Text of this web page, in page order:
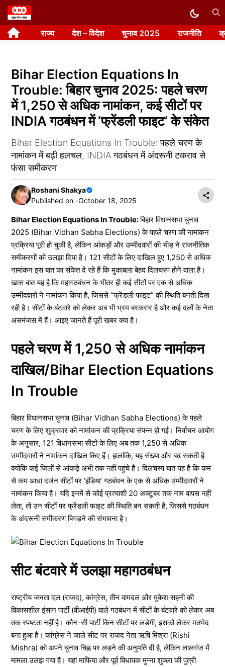
Skip
to
content राज्य देश – विदेश चुनाव 2025 राजनीति
Bihar Election Equations In
Trouble: बिहार चुनाव 2025: पहले चरण
में 1,250 से अधिक नामांकन, कई सीटों पर
INDIA गठबंधन में ‘फ्रेंडली फाइट’ के संकेत
Bihar Election Equations In Trouble: पहले चरण के
नामांकन में बढ़ी हलचल, INDIA गठबंधन में अंदरूनी टकराव से
फंसा समीकरण
Roshani Shakya
Published on -October 18, 2025
Bihar Election Equations In Trouble:बिहार विधानसभा चुनाव
2025 (Bihar Vidhan Sabha Elections) के पहले चरण की नामांकन
प्रक्रिया पूरी हो चुकी है, लेकिन आंकड़ों और उम्मीदवारों की भीड़ ने राजनीतिक
समीकरणों को उलझा दिया है। 121 सीटों के लिए दाखिल हुए 1,250 से अधिक
नामांकन इस बात का संकेत दे रहे हैं कि मुकाबला बेहद दिलचस्प होने वाला है।
खास बात यह है कि महागठबंधन के भीतर ही कई सीटों पर एक से अधिक
उम्मीदवारों ने नामांकन किया है, जिससे “फ्रेंडली फाइट” की स्थिति बनती दिख
रही है। सीटों के बंटवारे को लेकर अब भी भ्रम बरकरार है और कई दलों के नेता
असमंजस में हैं। आइए जानते हैं पूरी खबर क्या है।
पहले चरण में 1,250 से अधिक नामांकन
दाखिल/Bihar Election Equations
In Trouble
बिहार विधानसभा चुनाव (Bihar Vidhan Sabha Elections) के पहले
चरण के लिए शुक्रवार को नामांकन की प्रक्रिया संपन्न हो गई। निर्वाचन आयोग
के अनुसार, 121 विधानसभा सीटों के लिए अब तक 1,250 से अधिक
उम्मीदवारों ने नामांकन दाखिल किए हैं। हालांकि, यह संख्या और बढ़ सकती है
क्योंकि कई जिलों से आंकड़े अभी तक नहीं पहुंचे हैं। दिलचस्प बात यह है कि कम
से कम आधा दर्जन सीटों पर ‘इंडिया’ गठबंधन के एक से अधिक उम्मीदवारों ने
नामांकन किया है। यदि इनमें से कोई प्रत्याशी 20 अक्टूबर तक नाम वापस नहीं
लेता, तो उन सीटों पर फ्रेंडली फाइट की स्थिति बन सकती है, जिससे गठबंधन
के अंदरूनी समीकरण बिगड़ने की संभावना है।
सीट बंटवारे में उलझा महागठबंधन
राष्ट्रीय जनता दल (राजद), कांग्रेस, तीन वामदल और मुकेश सहनी की
विकासशील इंसान पार्टी (वीआईपी) वाले गठबंधन में सीटों के बंटवारे को लेकर अब
तक स्पष्टता नहीं है। कौन-सी पार्टी किन सीटों पर लड़ेगी, इसको लेकर मतभेद
बना हुआ है। कांग्रेस ने जाले सीट पर राजद नेता ऋषि मिश्रा (Rishi
Mishra) को अपने चुनाव चिह्न पर लड़ने की अनुमति दी है, लेकिन लालगंज में
मामला उलझ गया है। यहां माफिया और पूर्व विधायक मुन्ना शुक्ला की पुत्री